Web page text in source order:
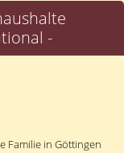
-
Familie in Göttingen